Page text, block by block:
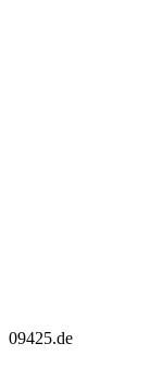
09425.de